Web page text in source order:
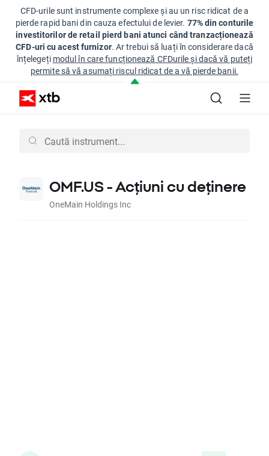
CFD-urile sunt instrumente complexe și au un risc ridicat de a
pierde rapid bani din cauza efectului de levier. 77% din conturile
investitorilor de retail pierd bani atunci când tranzacționează
CFD-uri cu acest furnizor. Ar trebui să luați în considerare dacă
înțelegeți modul în care funcționează CFDurile și dacă vă puteți
permite să vă asumați riscul ridicat de a vă pierde banii.
OMF.US - Acțiuni cu deținere
OneMain Holdings Inc